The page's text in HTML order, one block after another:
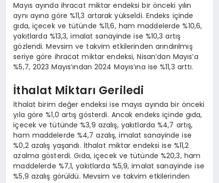
Mayıs ayında ihracat miktar endeksi bir önceki yılın
aynı ayına göre %11,3 artarak yükseldi. Endeks içinde
gıda, içecek ve tütünde %11,6, ham maddelerde %10,6,
yakıtlarda %13,3, imalat sanayinde ise %10,3 artış
gözlendi. Mevsim ve takvim etkilerinden arındırılmış
seriye göre ihracat miktar endeksi, Nisan’dan Mayıs’a
%5,7, 2023 Mayıs’ından 2024 Mayıs’ına ise %11,3 arttı.
İthalat Miktarı Geriledi
İthalat birim değer endeksi ise mayıs ayında bir önceki
yıla göre %1,0 artış gösterdi. Ancak endeks içinde gıda,
içecek ve tütünde %3,9 azalış, yakıtlarda %4,7 artış,
ham maddelerde %4,7 azalış, imalat sanayinde ise
%0,2 azalış yaşandı. İthalat miktar endeksi ise %11,2
azalma gösterdi. Gıda, içecek ve tütünde %20,3, ham
maddelerde %7,1, yakıtlarda %5,9, imalat sanayinde ise
%5,9 azalış görüldü. Mevsim ve takvim etkilerinden